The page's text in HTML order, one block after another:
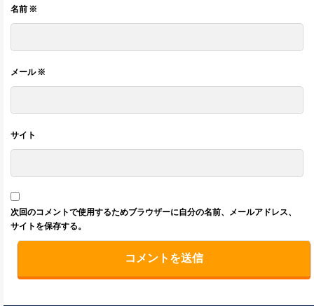
名前 ※
メール※
サイト
次回のコメントで使用するためブラウザーに自分の名前、メールアドレス、
サイトを保存する。